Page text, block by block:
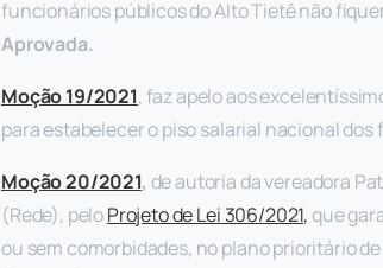
funcionários públicos do Alto Tietê não
Aprovada.
Moção 19/2021, faz apelo aos
para estabelecer o piso salarial nacional
Moção 20/2021, de autoria da vereadora
(Rede), peloProjeto de Lei 306/2021,que
ou sem comorbidades, no plano prioritário